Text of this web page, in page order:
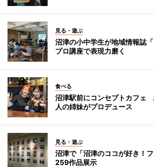
見る・遊ぶ
沼津の小中学生が地域情報誌
プロ講座で表現力磨く
食べる
沼津駅前にコンセプトカフェ
人の姉妹がプロデュース
見る・遊ぶ
沼津で「沼津のココが好き！
259作品展示